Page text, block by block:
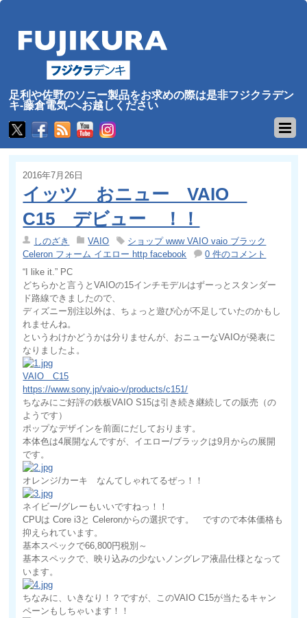
足利や佐野のソニー製品をお求めの際は是非フジクラデン
キ-藤倉電気-へお越しください
2016年7月26日
イッツ おニュー VAIO
C15 デビュー ！！
しのざき VAIO
ショップ www VAIO vaio ブラック
Celeron フォーム イエロー http facebook
0 件のコメント
“I like it.” PC
どちらかと言うとVAIOの15インチモデルはずーっとスタンダー
ド路線できましたので、
ディズニー別注以外は、ちょっと遊び心が不足していたのかもし
れませんね。
というわけかどうかは分りませんが、おニューなVAIOが発表に
なりましたよ。
VAIO C15
https://www.sony.jp/vaio-v/products/c151/
ちなみにご好評の鉄板VAIO S15は引き続き継続しての販売（の
ようです）
ポップなデザインを前面にだしております。
本体色は4展開なんですが、イエロー/ブラックは9月からの展開
です。
オレンジ/カーキ なんてしゃれてるぜっ！！
ネイビー/グレーもいいですねっ！！
CPUは Core i3と Celeronからの選択です。 ですので本体価格も
抑えられています。
基本スペックで66,800円税別～
基本スペックで、映り込みの少ないノングレア液晶仕様となって
います。
ちなみに、いきなり！？ですが、このVAIO C15が当たるキャン
ペーンもしちゃいます！！